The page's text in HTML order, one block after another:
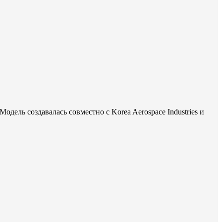
создавалась совместно с Korea Aerospace Industries и